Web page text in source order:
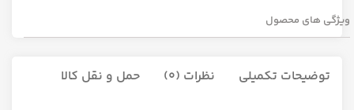
ویژگی های محصول
توضیحات تکمیلی نظرات (0) حمل و نقل کالا